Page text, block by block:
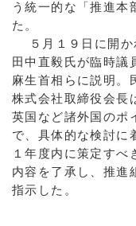
う統一的な「推進本
た。
５月１９日に開か
田中直毅氏が臨時議
麻生首相らに説明。
株式会社取締役会長
英国など諸外国のポ
で、具体的な検討に
１年度内に策定すべ
内容を了承し、推進
指示した。